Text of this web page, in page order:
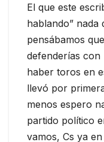
El que este
hablando” nada
pensábamos
defenderías con
haber toros en
llevó por
menos espero
partido político
vamos, Cs ya